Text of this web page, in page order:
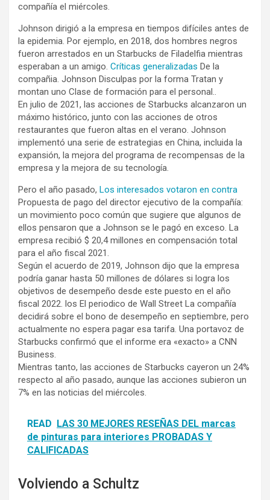
compañía el miércoles.
Johnson dirigió a la empresa en tiempos difíciles antes de
la epidemia. Por ejemplo, en 2018, dos hombres negros
fueron arrestados en un Starbucks de Filadelfia mientras
esperaban a un amigo. Críticas generalizadas De la
compañia. Johnson Disculpas por la forma Tratan y
montan uno Clase de formación para el personal..
En julio de 2021, las acciones de Starbucks alcanzaron un
máximo histórico, junto con las acciones de otros
restaurantes que fueron altas en el verano. Johnson
implementó una serie de estrategias en China, incluida la
expansión, la mejora del programa de recompensas de la
empresa y la mejora de su tecnología.
Pero el año pasado, Los interesados ​​votaron en contra
Propuesta de pago del director ejecutivo de la compañía:
un movimiento poco común que sugiere que algunos de
ellos pensaron que a Johnson se le pagó en exceso. La
empresa recibió $ 20,4 millones en compensación total
para el año fiscal 2021.
Según el acuerdo de 2019, Johnson dijo que la empresa
podría ganar hasta 50 millones de dólares si logra los
objetivos de desempeño desde este puesto en el año
fiscal 2022. los El periodico de Wall Street La compañía
decidirá sobre el bono de desempeño en septiembre, pero
actualmente no espera pagar esa tarifa. Una portavoz de
Starbucks confirmó que el informe era «exacto» a CNN
Business.
Mientras tanto, las acciones de Starbucks cayeron un 24%
respecto al año pasado, aunque las acciones subieron un
7% en las noticias del miércoles.
READ LAS 30 MEJORES RESEÑAS DEL marcas
de pinturas para interiores PROBADAS Y
CALIFICADAS
Volviendo a Schultz